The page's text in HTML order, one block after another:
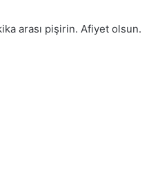
arası pişirin. Afiyet olsun.